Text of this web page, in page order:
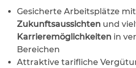
Gesicherte Arbeitsplätze mit
Zukunftsaussichtenund
Karrieremöglichkeiten in
Bereichen
Attraktive tarifliche